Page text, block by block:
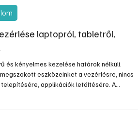
és kényelmes kezelése határok nélküli.
applikációk letöltésére. A